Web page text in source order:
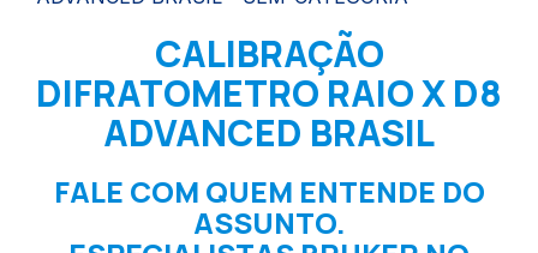
CALIBRAÇÃO
DIFRATOMETRO RAIO X D8
ADVANCED BRASIL
FALE COM QUEM ENTENDE DO
ASSUNTO.